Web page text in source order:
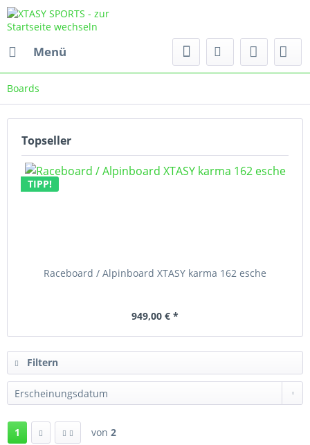
Menü
Boards
Topseller
TIPP!
Raceboard / Alpinboard XTASY karma 162 esche
949,00 € *
Filtern
1 von 2